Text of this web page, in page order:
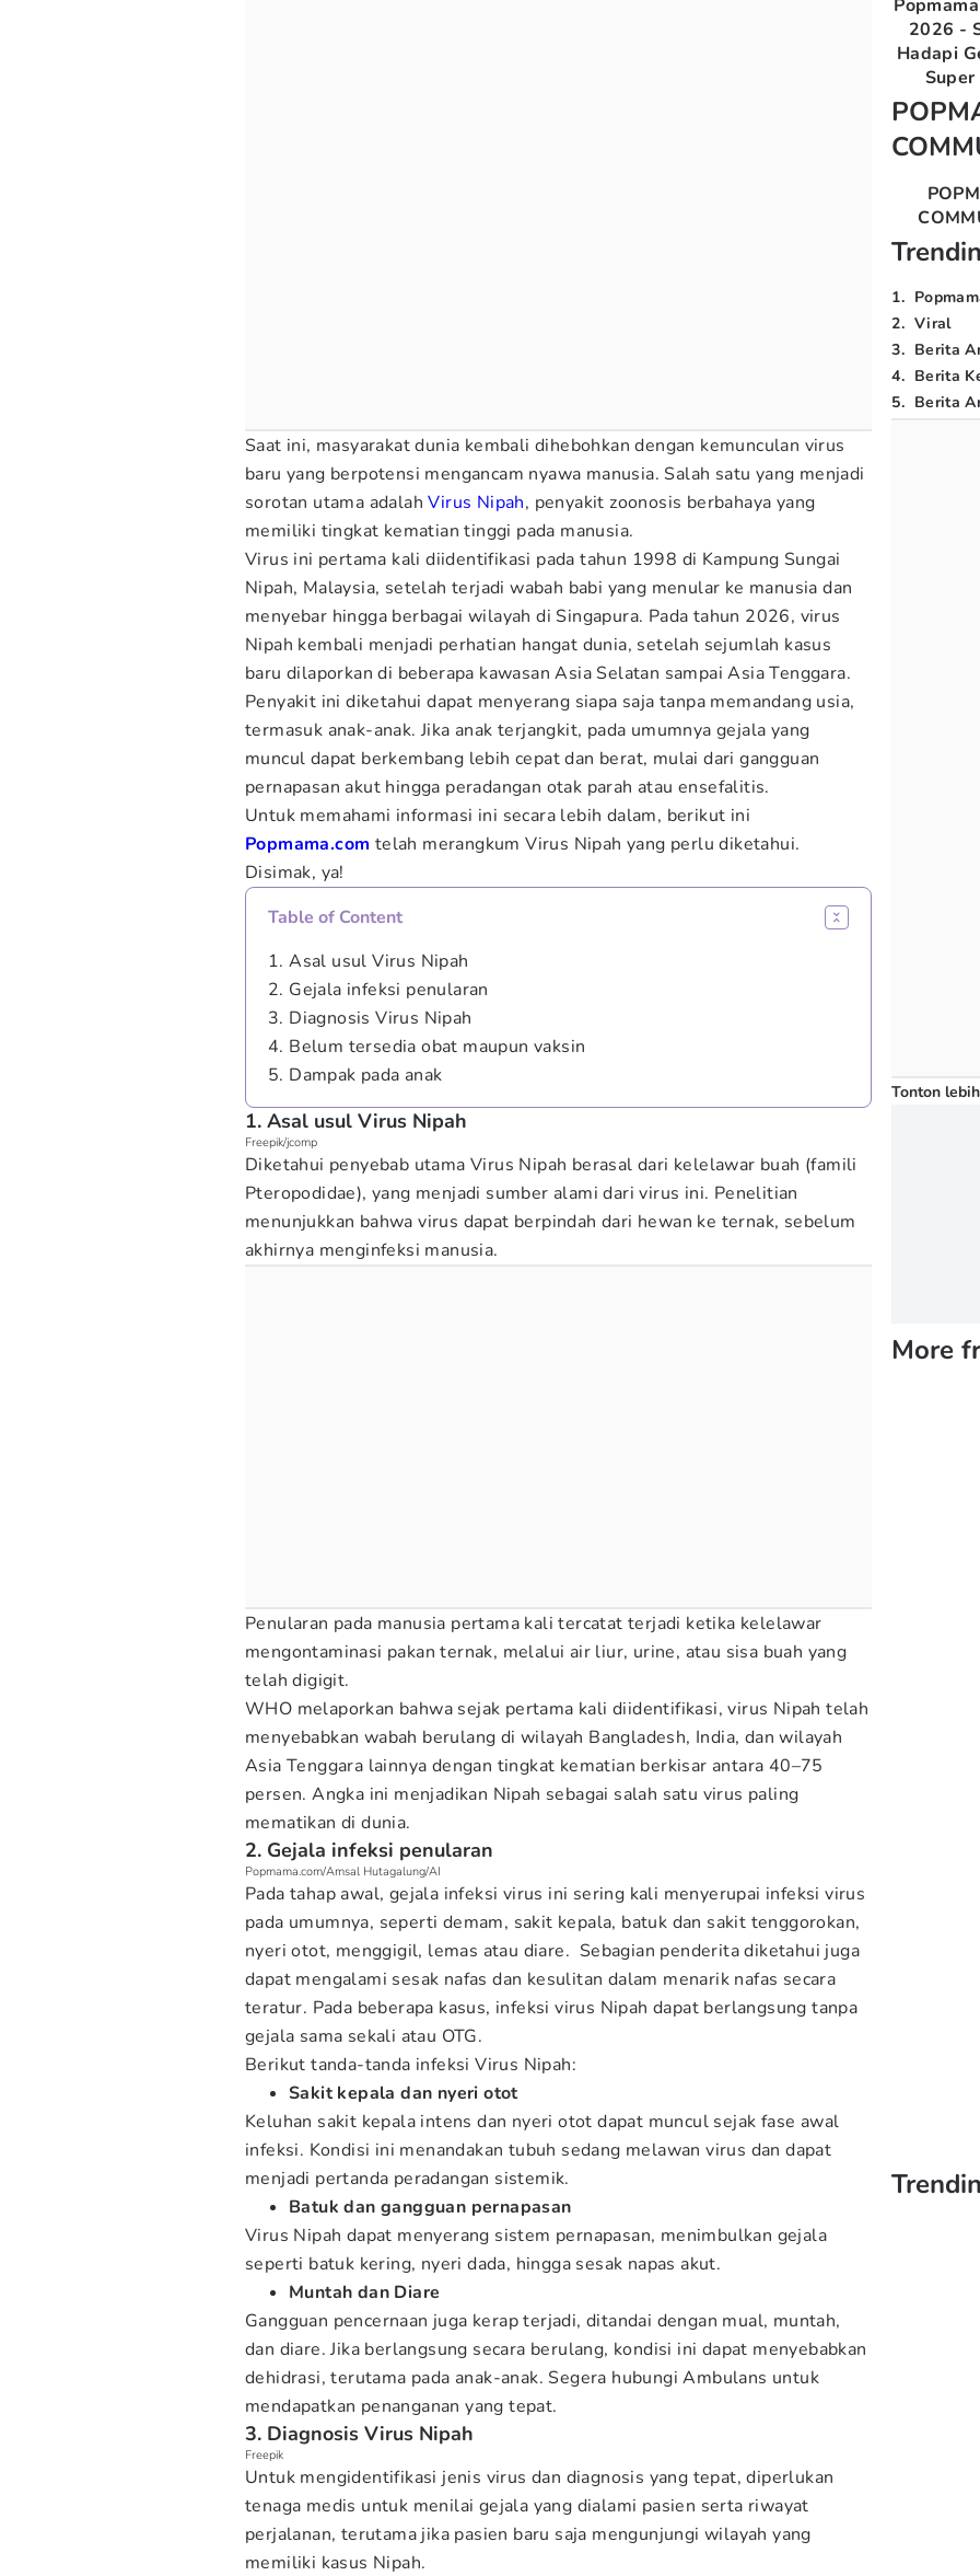
Saat ini, masyarakat dunia kembali dihebohkan dengan kemunculan virus
baru yang berpotensi mengancam nyawa manusia. Salah satu yang menjadi
sorotan utama adalahVirus Nipah, penyakit zoonosis berbahaya yang
memiliki tingkat kematian tinggi pada manusia.
Virus ini pertama kali diidentifikasi pada tahun 1998 di Kampung Sungai
Nipah, Malaysia, setelah terjadi wabah babi yang menular ke manusia dan
menyebar hingga berbagai wilayah di Singapura. Pada tahun 2026, virus
Nipah kembali menjadi perhatian hangat dunia, setelah sejumlah kasus
baru dilaporkan di beberapa kawasan Asia Selatan sampai Asia Tenggara.
Penyakit ini diketahui dapat menyerang siapa saja tanpa memandang usia,
termasuk anak-anak. Jika anak terjangkit, pada umumnya gejala yang
muncul dapat berkembang lebih cepat dan berat, mulai dari gangguan
pernapasan akut hingga peradangan otak parah atau ensefalitis.
Untuk memahami informasi ini secara lebih dalam, berikut ini
Popmama.com telah merangkum Virus Nipah yang perlu diketahui.
Disimak, ya!
Table of Content
1. Asal usul Virus Nipah
2. Gejala infeksi penularan
3. Diagnosis Virus Nipah
4. Belum tersedia obat maupun vaksin
5. Dampak pada anak
1. Asal usul Virus Nipah
Freepik/jcomp
Diketahui penyebab utama Virus Nipah berasal dari kelelawar buah (famili
Pteropodidae), yang menjadi sumber alami dari virus ini. Penelitian
menunjukkan bahwa virus dapat berpindah dari hewan ke ternak, sebelum
akhirnya menginfeksi manusia.
Penularan pada manusia pertama kali tercatat terjadi ketika kelelawar
mengontaminasi pakan ternak, melalui air liur, urine, atau sisa buah yang
telah digigit.
WHO melaporkan bahwa sejak pertama kali diidentifikasi, virus Nipah telah
menyebabkan wabah berulang di wilayah Bangladesh, India, dan wilayah
Asia Tenggara lainnya dengan tingkat kematian berkisar antara 40–75
persen. Angka ini menjadikan Nipah sebagai salah satu virus paling
mematikan di dunia.
2. Gejala infeksi penularan
Popmama.com/Amsal Hutagalung/AI
Pada tahap awal, gejala infeksi virus ini sering kali menyerupai infeksi virus
pada umumnya, seperti demam, sakit kepala, batuk dan sakit tenggorokan,
nyeri otot, menggigil, lemas atau diare. Sebagian penderita diketahui juga
dapat mengalami sesak nafas dan kesulitan dalam menarik nafas secara
teratur. Pada beberapa kasus, infeksi virus Nipah dapat berlangsung tanpa
gejala sama sekali atau OTG.
Berikut tanda-tanda infeksi Virus Nipah:
Sakit kepala dan nyeri otot
Keluhan sakit kepala intens dan nyeri otot dapat muncul sejak fase awal
infeksi. Kondisi ini menandakan tubuh sedang melawan virus dan dapat
menjadi pertanda peradangan sistemik.
Batuk dan gangguan pernapasan
Virus Nipah dapat menyerang sistem pernapasan, menimbulkan gejala
seperti batuk kering, nyeri dada, hingga sesak napas akut.
Muntah dan Diare
Gangguan pencernaan juga kerap terjadi, ditandai dengan mual, muntah,
dan diare. Jika berlangsung secara berulang, kondisi ini dapat menyebabkan
dehidrasi, terutama pada anak-anak. Segera hubungi Ambulans untuk
mendapatkan penanganan yang tepat.
3. Diagnosis Virus Nipah
Freepik
Untuk mengidentifikasi jenis virus dan diagnosis yang tepat, diperlukan
tenaga medis untuk menilai gejala yang dialami pasien serta riwayat
perjalanan, terutama jika pasien baru saja mengunjungi wilayah yang
memiliki kasus Nipah.
2026 -
Hadapi
1.
2. Viral
3. Berita
4. Berita
5. Berita
Tonton
More